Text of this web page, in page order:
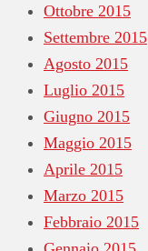
Ottobre 2015
Settembre 2015
Agosto 2015
Luglio 2015
Giugno 2015
Maggio 2015
Aprile 2015
Marzo 2015
Febbraio 2015